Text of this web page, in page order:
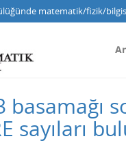
matematik/fizik/
basamağı
sayıları